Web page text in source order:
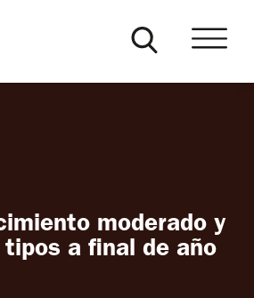
moderado y
tipos a final de año